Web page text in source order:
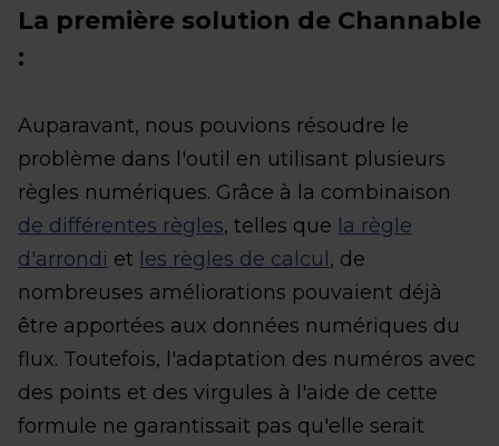
La première solution de Channable
:
Auparavant, nous pouvions résoudre le
problème dans l'outil en utilisant plusieurs
règles numériques. Grâce à la combinaison
de différentes règles, telles que la règle
d'arrondi et les règles de calcul , de
nombreuses améliorations pouvaient déjà
être apportées aux données numériques du
flux. Toutefois, l'adaptation des numéros avec
des points et des virgules à l'aide de cette
formule ne garantissait pas qu'elle serait